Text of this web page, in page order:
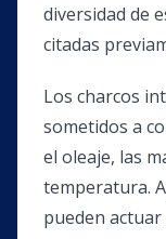
diversidad de
citadas
Los charcos
sometidos a
el oleaje, las
temperatura.
pueden